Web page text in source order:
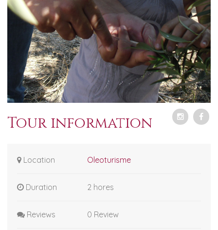
Tour information
Location Oleoturisme
Duration 2 hores
Reviews 0 Review